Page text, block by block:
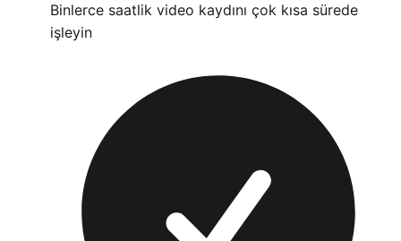
Binlerce saatlik video kaydını çok kısa sürede
işleyin